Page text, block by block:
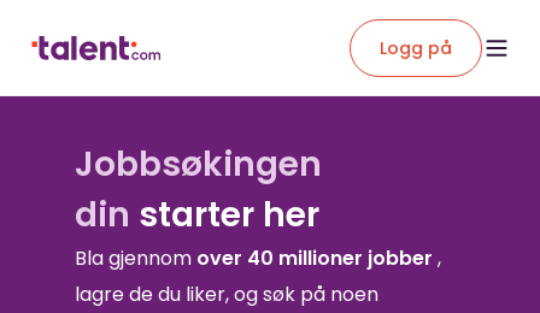
Logg på
Jobbsøkingen
din starter her
Bla gjennom over 40 millioner jobber ,
lagre de du liker, og søk på noen